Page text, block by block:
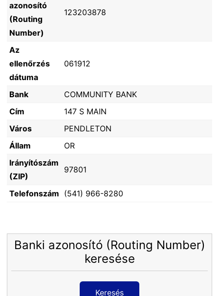
azonosító
(Routing
Number)
123203878
Az
ellenőrzés
dátuma
061912
Bank
COMMUNITY BANK
Cím
147 S MAIN
Város
PENDLETON
Állam
OR
Irányítószám
(ZIP)
97801
Telefonszám (541) 966-8280
Banki azonosító (Routing Number)
keresése
Keresés